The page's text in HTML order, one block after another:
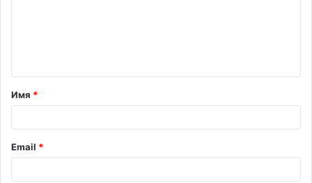
т
а
й
Имя *
Email *